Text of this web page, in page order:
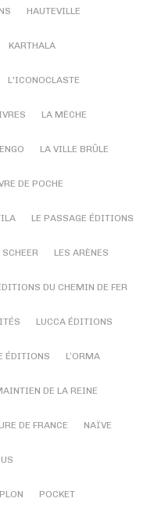
HAUTEVILLE
KARTHALA
L'ICONOCLASTE
LA MÈCHE
LA VILLE BRÛLE
DE POCHE
LE PASSAGE ÉDITIONS
SCHEER LES ARÈNES
DU CHEMIN DE FER
LUCCA ÉDITIONS
ÉDITIONS L’ORMA
DE LA REINE
DE FRANCE NAÏVE
PLON POCKET